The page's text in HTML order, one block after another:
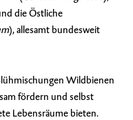
die Östliche
), allesamt bundesweit
Wildbienen
fördern und selbst
Lebensräume bieten.